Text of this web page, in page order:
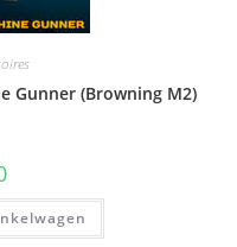
Gunner (Browning M2)